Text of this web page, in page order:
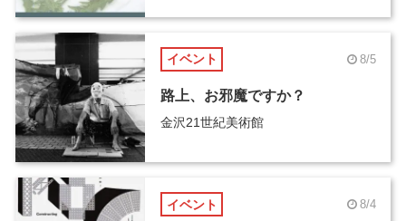
イベント 8/5
路上、お邪魔ですか？
金沢21世紀美術館
イベント 8/4